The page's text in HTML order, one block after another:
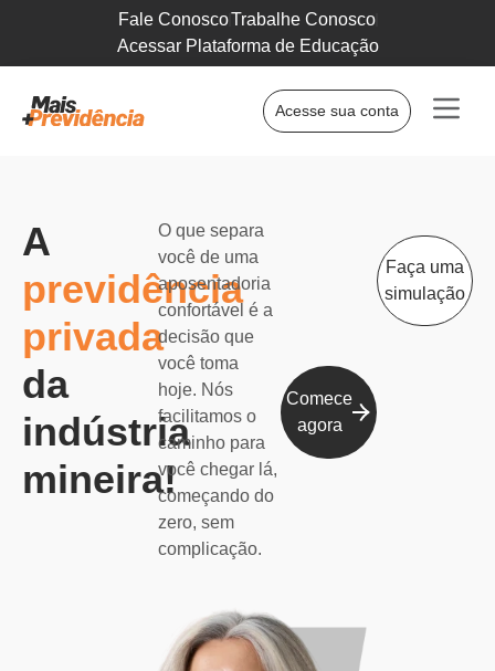
Fale ConoscoTrabalhe Conosco
Acessar Plataforma de Educação
Acesse sua conta
A
previdência
privada
da
indústria
mineira!
O que separa
você de uma
aposentadoria
confortável é a
decisão que
você toma
hoje. Nós
facilitamos o
caminho para
você chegar lá,
começando do
zero, sem
complicação.
Comece
agora
Faça uma
simulação